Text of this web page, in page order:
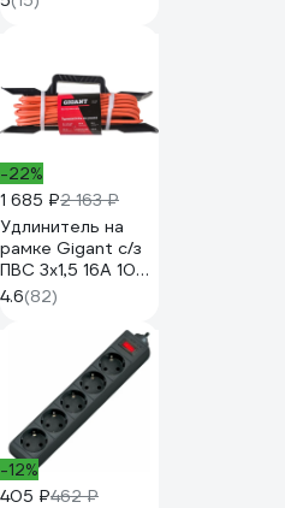
-22%
1 685 ₽2 163 ₽
Удлинитель на
рамке Gigant с/з
ПВС 3х1,5 16A 10м
IP 44 INDUSTRY EG
PE-009
4.6(82)
-12%
405 ₽462 ₽